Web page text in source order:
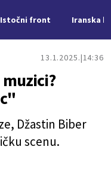
Istočni front Iranska
13.1.2025. 14:36
muzici?
Džastin Biber
scenu.